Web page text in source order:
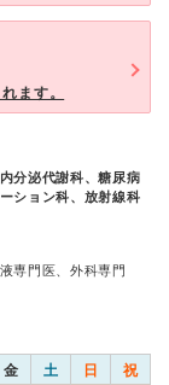
ます。
分泌代謝科、糖尿病
ション科、放射線科
専門医、外科専門
金 土 日 祝